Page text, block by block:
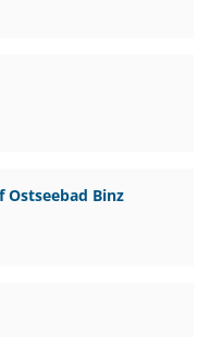
Ostseebad Binz